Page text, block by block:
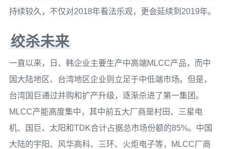
持续较久，不仅对2018年看法乐观，更会延续到2019年。
绞杀未来
一直以来，日、韩企业主要生产中高端MLCC产品，而中
国大陆地区、台湾地区企业则立足于中低端市场。但是，
台湾国巨通过并购和扩产升级，逐渐杀进了第一集团。
MLCC产能高度集中，其中前五大厂商是村田、三星电
机、国巨、太阳和TDK合计占据总市场份额的85%。中国
大陆的宇阳、风华高科、三环、火炬电子等，MLCC厂商